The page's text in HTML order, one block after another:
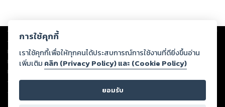
Copyright © 2026
ต่อผลงานหรือเนื้อหาใดที่อัปโหลดผ่านเว็บไซต์และปรากฏว่าละเมิดสิทธิใน
ทรัพย์สินทางปัญญาของบุคคลอื่นหรือขัดต่อกฎหมายและศีลธรรม ดังนั้น ผู้อ่าน
ทุกท่านโปรดใช้วิจารณญาณในการกลั่นกรองด้วยตนเอง และหากท่านพบว่าส่วน
หนึ่งส่วนใดขัดต่อกฎหมายและศีลธรรม กรุณาแจ้งมายังบริษัท เพื่อทีมงานจะได้
ดำเนินการในทันที ทั้งนี้ ทางสตอรี่ล็อกขอสงวนลิขสิทธิ์ตามพระราชบัญญัติ
ลิขสิทธิ์ พ.ศ. 2537 (ฉบับล่าสุด)
การใช้คุกกี้
เราใช้คุกกี้เพื่อให้ทุกคนได้ประสบการณ์การใช้งานที่ดียิ่งขึ้นอ่าน
เพิ่มเติม คลิก (Privacy Policy) และ (Cookie Policy)
ยอมรับ